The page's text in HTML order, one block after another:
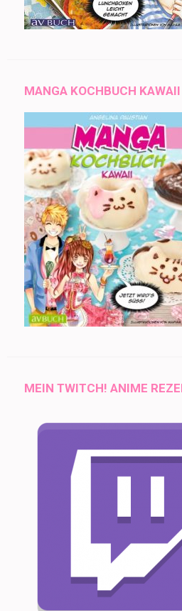
MANGA KOCHBUCH KAWAII
MEIN TWITCH! ANIME